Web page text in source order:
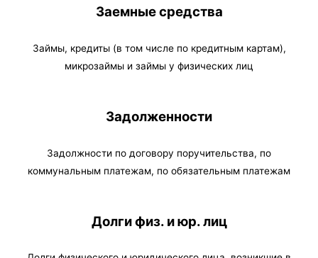
Заемные средства
Займы, кредиты (в том числе по кредитным картам),
микрозаймы и займы у физических лиц
Задолженности
Задолжности по договору поручительства, по
коммунальным платежам, по обязательным платежам
Долги физ. и юр. лиц